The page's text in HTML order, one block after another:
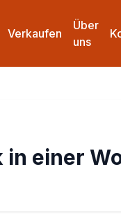
Verkaufen
Über
uns
einer